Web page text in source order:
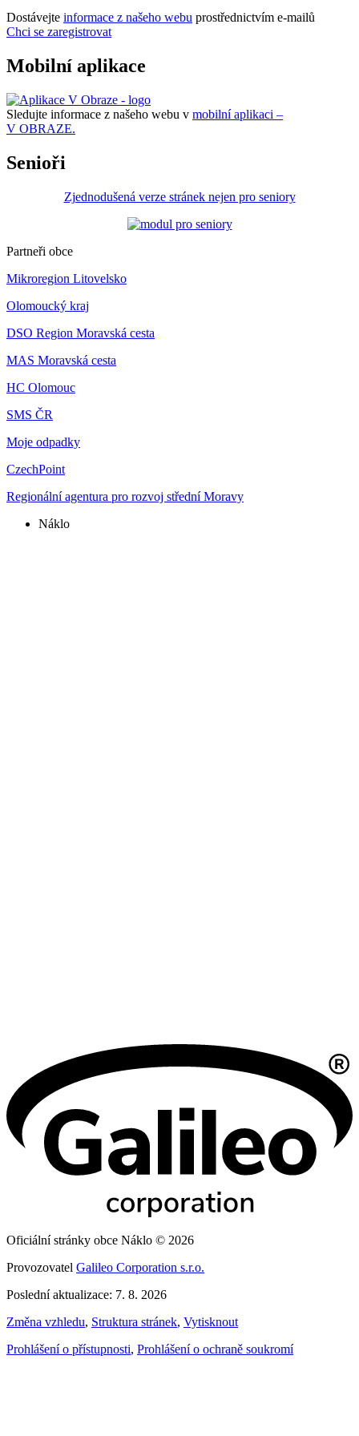
Dostávejte informace z našeho webu prostřednictvím e-mailů
Chci se zaregistrovat
Mobilní aplikace
Sledujte informace z našeho webu v mobilní aplikaci –
V OBRAZE.
Senioři
Zjednodušená verze stránek nejen pro seniory
Partneři obce
Mikroregion Litovelsko
Olomoucký kraj
DSO Region Moravská cesta
MAS Moravská cesta
HC Olomouc
SMS ČR
Moje odpadky
CzechPoint
Regionální agentura pro rozvoj střední Moravy
Náklo
Oficiální stránky obce Náklo © 2026
Provozovatel Galileo Corporation s.r.o.
Poslední aktualizace: 7. 8. 2026
Změna vzhledu, Struktura stránek, Vytisknout
Prohlášení o přístupnosti, Prohlášení o ochraně soukromí